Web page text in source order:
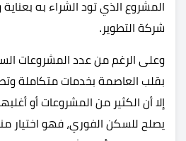
المشروع الذي تود الشراء به
شركة التطوير.
وعلى الرغم من عدد المشروعات
بقلب العاصمة بخدمات متكاملة
إلا أن الكثير من المشروعات أو
يصلح للسكن الفوري، فهو اختيار